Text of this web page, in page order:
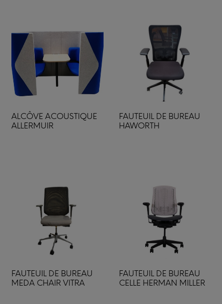
ALCÔVE ACOUSTIQUE
ALLERMUIR
FAUTEUIL DE BUREAU
HAWORTH
FAUTEUIL DE BUREAU
MEDA CHAIR VITRA
FAUTEUIL DE BUREAU
CELLE HERMAN MILLER